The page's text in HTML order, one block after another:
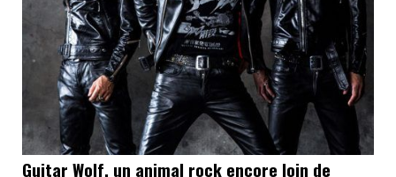
Guitar Wolf, un animal rock encore loin de